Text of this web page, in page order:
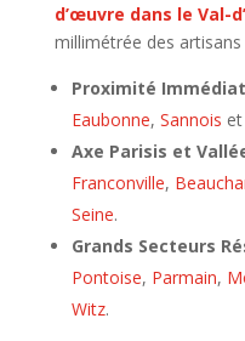
d’œuvre dans le Val-
millimétrée des artisans
Proximité
Eaubonne, Sannois et
Axe Parisis et
Franconville,
Seine.
Grands Secteurs
Pontoise, Parmain,
Witz.